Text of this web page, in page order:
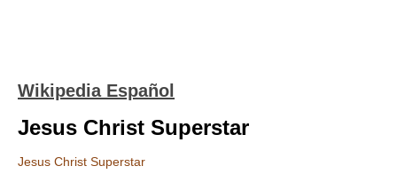
Wikipedia Español
Jesus Christ Superstar
Jesus Christ Superstar